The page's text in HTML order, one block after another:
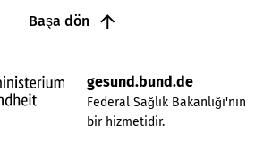
Başa dön
gesund.bund.de
Federal Sağlık Bakanlığı'nın
bir hizmetidir.